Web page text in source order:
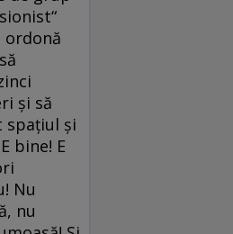
ordonă
şi să
spaţiul şi
bine! E
Nu
nu